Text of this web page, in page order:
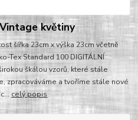
květiny
šířka 23cm x výška 23cm včetně
Tex Standard 100 DIGITÁLNÍ
škálou vzorů, které stále
zpracováváme a tvoříme stále nové
celý popis